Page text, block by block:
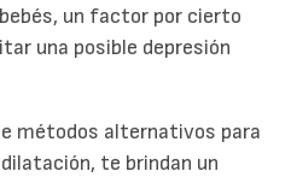
un factor por cierto
una posible depresión
métodos alternativos para
te brindan un